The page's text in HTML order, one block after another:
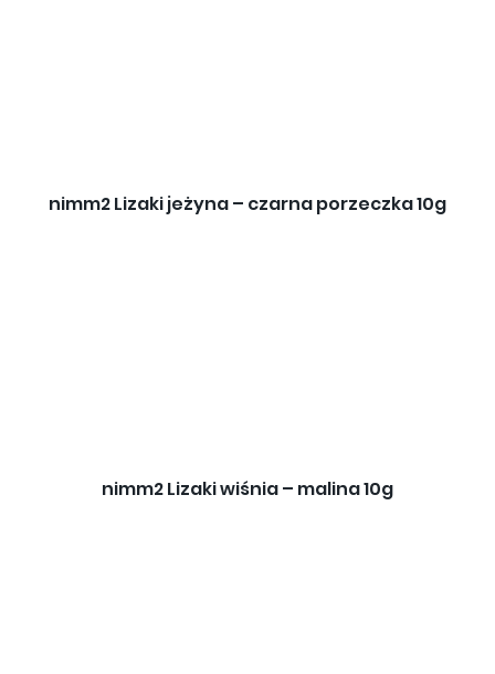
nimm2 Lizaki jeżyna – czarna porzeczka 10g
nimm2 Lizaki wiśnia – malina 10g